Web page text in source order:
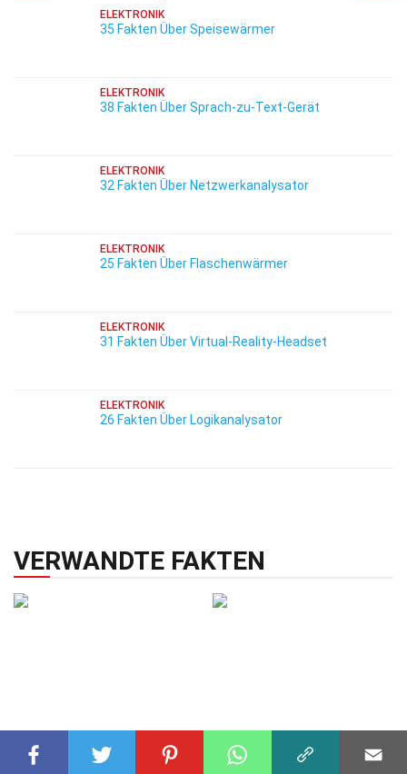
ELEKTRONIK
35 Fakten Über Speisewärmer
ELEKTRONIK
38 Fakten Über Sprach-zu-Text-Gerät
ELEKTRONIK
32 Fakten Über Netzwerkanalysator
ELEKTRONIK
25 Fakten Über Flaschenwärmer
ELEKTRONIK
31 Fakten Über Virtual-Reality-Headset
ELEKTRONIK
26 Fakten Über Logikanalysator
VERWANDTE FAKTEN